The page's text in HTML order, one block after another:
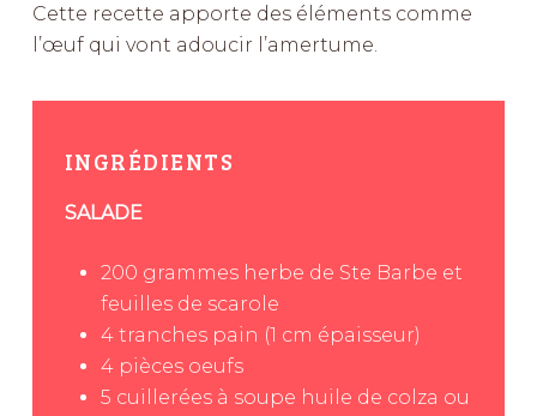
Cette recette apporte des éléments comme
l’œuf qui vont adoucir l’amertume.
INGRÉDIENTS
SALADE
200 grammes herbe de Ste Barbe et
feuilles de scarole
4tranches pain (1 cm épaisseur)
4pièces oeufs
5 cuillerées à soupe huile de colza ou